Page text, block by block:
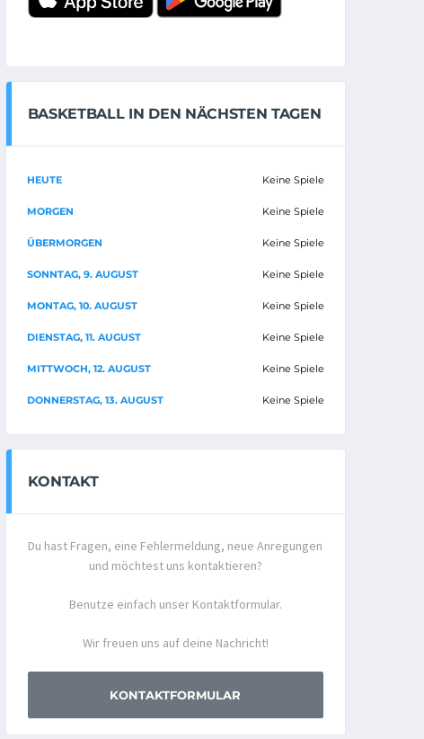
BASKETBALL IN DEN NÄCHSTEN TAGEN
HEUTE Keine Spiele
MORGEN Keine Spiele
ÜBERMORGEN Keine Spiele
SONNTAG, 9. AUGUST Keine Spiele
MONTAG, 10. AUGUST Keine Spiele
DIENSTAG, 11. AUGUST Keine Spiele
MITTWOCH, 12. AUGUST Keine Spiele
DONNERSTAG, 13. AUGUST Keine Spiele
KONTAKT
Du hast Fragen, eine Fehlermeldung, neue Anregungen
und möchtest uns kontaktieren?
Benutze einfach unser Kontaktformular.
Wir freuen uns auf deine Nachricht!
KONTAKTFORMULAR